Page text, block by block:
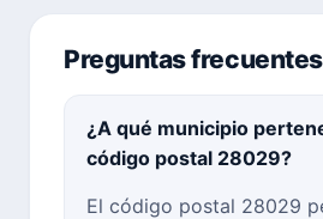
Preguntas frecuentes
¿A qué municipio
código postal 28029?
El código postal 28029